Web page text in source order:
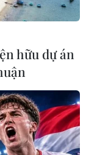
hữu dự án